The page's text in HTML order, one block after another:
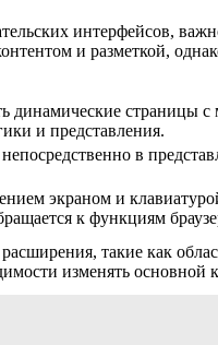
интерфейсов,
и разметкой,
динамические
и представления.
в
экраном и
к функциям
такие как
изменять основной